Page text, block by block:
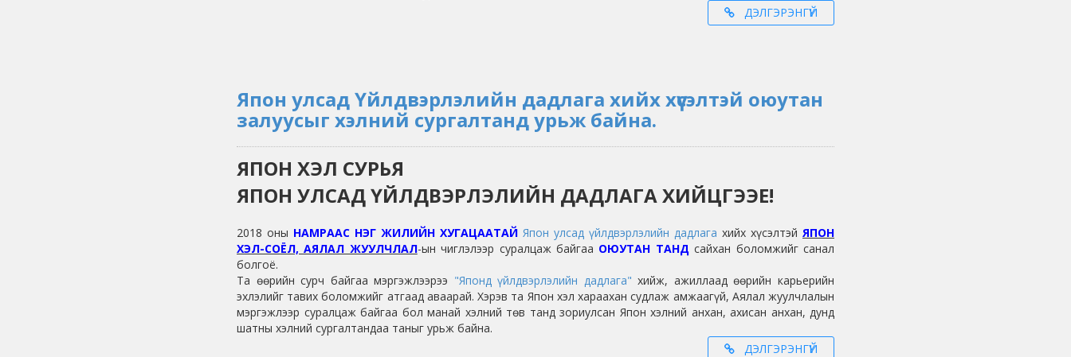
ДЭЛГЭРЭНГҮЙ
Япон улсад Үйлдвэрлэлийн дадлага хийх хүсэлтэй оюутан
залуусыг хэлний сургалтанд урьж байна.
ЯПОН ХЭЛ СУРЬЯ
ЯПОН УЛСАД ҮЙЛДВЭРЛЭЛИЙН ДАДЛАГА ХИЙЦГЭЭЕ!
2018 оны НАМРААС НЭГ ЖИЛИЙН ХУГАЦААТАЙ Япон улсад үйлдвэрлэлийн дадлага хийх хүсэлтэй ЯПОН
ХЭЛ-СОЁЛ, АЯЛАЛ ЖУУЛЧЛАЛ-ын чиглэлээр суралцаж байгаа ОЮУТАН ТАНДсайхан боломжийг санал
болгоё.
Та өөрийн сурч байгаа мэргэжлээрээ "Японд үйлдвэрлэлийн дадлага"хийж, ажиллаад өөрийн карьерийн
эхлэлийг тавих боломжийг атгаад аваарай. Хэрэв та Япон хэл хараахан судлаж амжаагүй, Аялал жуулчлалын
мэргэжлээр суралцаж байгаа бол манай хэлний төв танд зориулсан Япон хэлний анхан, ахисан анхан, дунд
шатны хэлний сургалтандаа таныг урьж байна.
ДЭЛГЭРЭНГҮЙ